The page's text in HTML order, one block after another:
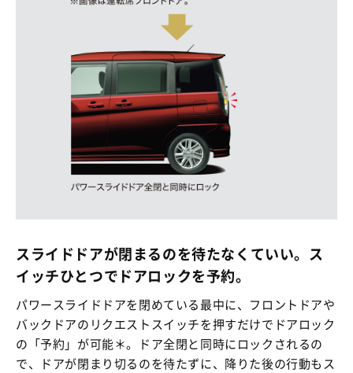
スライドドアが閉まるのを待たなくていい。ス
イッチひとつでドアロックを予約。
パワースライドドアを閉めている最中に、フロントドアや
バックドアのリクエストスイッチを押すだけでドアロック
の「予約」が可能＊。ドア全閉と同時にロックされるの
で、ドアが閉まり切るのを待たずに、降りた後の行動もス